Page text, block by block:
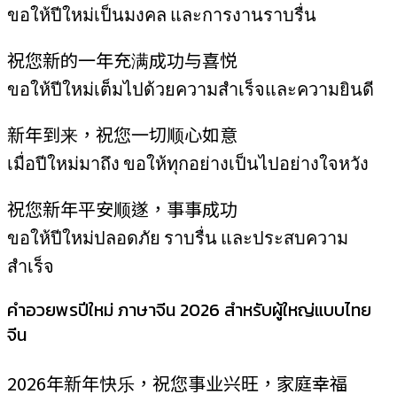
ขอให้ปีใหม่เป็นมงคล และการงานราบรื่น
祝您新的一年充满成功与喜悦
ขอให้ปีใหม่เต็มไปด้วยความสำเร็จและความยินดี
新年到来，祝您一切顺心如意
เมื่อปีใหม่มาถึง ขอให้ทุกอย่างเป็นไปอย่างใจหวัง
祝您新年平安顺遂，事事成功
ขอให้ปีใหม่ปลอดภัย ราบรื่น และประสบความ
สำเร็จ
คำอวยพรปีใหม่ ภาษาจีน 2026 สำหรับผู้ใหญ่แบบไทย
จีน
2026年新年快乐，祝您事业兴旺，家庭幸福